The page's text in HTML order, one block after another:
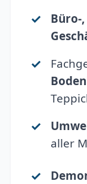
Büro-
aller